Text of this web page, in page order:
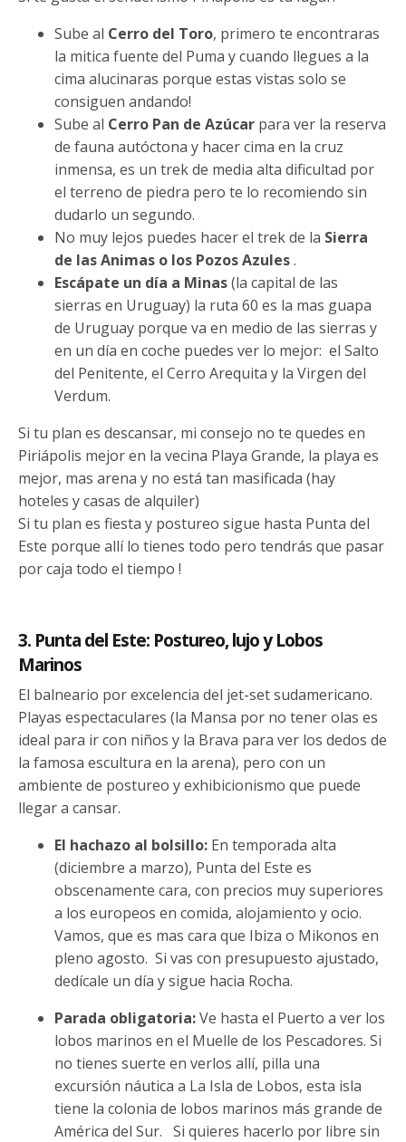
Sube al Cerro del Toro, primero te encontraras
la mitica fuente del Puma y cuando llegues a la
cima alucinaras porque estas vistas solo se
consiguen andando!
Sube al Cerro Pan de Azúcar para ver la reserva
de fauna autóctona y hacer cima en la cruz
inmensa, es un trek de media alta dificultad por
el terreno de piedra pero te lo recomiendo sin
dudarlo un segundo.
No muy lejos puedes hacer el trek de la Sierra
de las Animas o los Pozos Azules.
Escápate un día a Minas(la capital de las
sierras en Uruguay) la ruta 60 es la mas guapa
de Uruguay porque va en medio de las sierras y
en un día en coche puedes ver lo mejor: el Salto
del Penitente, el Cerro Arequita y la Virgen del
Verdum.
Si tu plan es descansar, mi consejo no te quedes en
Piriápolis mejor en la vecina Playa Grande, la playa es
mejor, mas arena y no está tan masificada (hay
hoteles y casas de alquiler)
Si tu plan es fiesta y postureo sigue hasta Punta del
Este porque allí lo tienes todo pero tendrás que pasar
por caja todo el tiempo !
3. Punta del Este: Postureo, lujo y Lobos
Marinos
El balneario por excelencia del jet-set sudamericano.
Playas espectaculares (la Mansa por no tener olas es
ideal para ir con niños y la Brava para ver los dedos de
la famosa escultura en la arena), pero con un
ambiente de postureo y exhibicionismo que puede
llegar a cansar.
El hachazo al bolsillo: En temporada alta
(diciembre a marzo), Punta del Este es
obscenamente cara, con precios muy superiores
a los europeos en comida, alojamiento y ocio.
Vamos, que es mas cara que Ibiza o Mikonos en
pleno agosto. Si vas con presupuesto ajustado,
dedícale un día y sigue hacia Rocha.
Parada obligatoria:Ve hasta el Puerto a ver los
lobos marinos en el Muelle de los Pescadores. Si
no tienes suerte en verlos allí, pilla una
excursión náutica a La Isla de Lobos, esta isla
tiene la colonia de lobos marinos más grande de
América del Sur. Si quieres hacerlo por libre sin